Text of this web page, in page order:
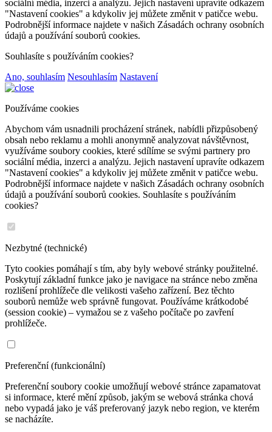
sociální média, inzerci a analýzu. Jejich nastavení upravíte odkazem
"Nastavení cookies" a kdykoliv jej můžete změnit v patičce webu.
Podrobnější informace najdete v našich Zásadách ochrany osobních
údajů a používání souborů cookies.
Souhlasíte s používáním cookies?
Ano, souhlasím Nesouhlasím Nastavení
Používáme cookies
Abychom vám usnadnili procházení stránek, nabídli přizpůsobený
obsah nebo reklamu a mohli anonymně analyzovat návštěvnost,
využíváme soubory cookies, které sdílíme se svými partnery pro
sociální média, inzerci a analýzu. Jejich nastavení upravíte odkazem
"Nastavení cookies" a kdykoliv jej můžete změnit v patičce webu.
Podrobnější informace najdete v našich Zásadách ochrany osobních
údajů a používání souborů cookies. Souhlasíte s používáním
cookies?
Nezbytné (technické)
Tyto cookies pomáhají s tím, aby byly webové stránky použitelné.
Poskytují základní funkce jako je navigace na stránce nebo změna
rozlišení prohlížeče dle velikosti vašeho zařízení. Bez těchto
souborů nemůže web správně fungovat. Používáme krátkodobé
(session cookie) – vymažou se z vašeho počítače po zavření
prohlížeče.
Preferenční (funkcionální)
Preferenční soubory cookie umožňují webové stránce zapamatovat
si informace, které mění způsob, jakým se webová stránka chová
nebo vypadá jako je váš preferovaný jazyk nebo region, ve kterém
se nacházíte.